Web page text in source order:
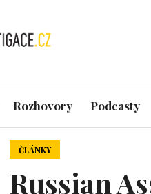
Rozhovory Podcasty
ČLÁNKY
Russian